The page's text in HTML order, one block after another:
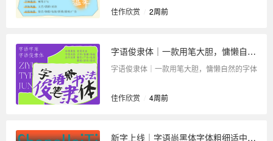
佳作欣赏 2周前
字语俊隶体｜一款用笔大胆，慵懒自然的字体
字语俊隶体｜一款用笔大胆，慵懒自然的字体
佳作欣赏 4周前
新字上线｜字语尚黑体字体粗细适中，整体结构偏瘦高